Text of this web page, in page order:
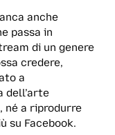
anche
passa in
di un genere
credere,
a
dell’arte
né a riprodurre
su Facebook.